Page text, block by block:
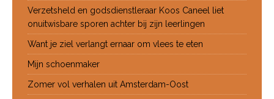
Verzetsheld en godsdienstleraar Koos Caneel liet
onuitwisbare sporen achter bij zijn leerlingen
Want je ziel verlangt ernaar om vlees te eten
Mijn schoenmaker
Zomer vol verhalen uit Amsterdam-Oost